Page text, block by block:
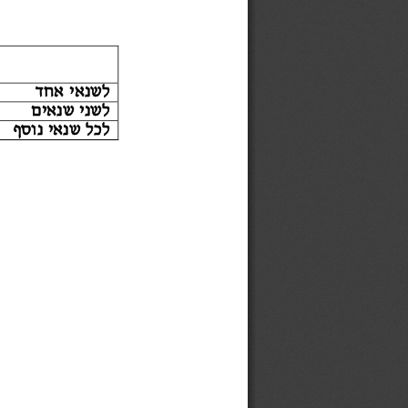
לשנאי אחד
לשני שנאים
לכל שנאי נוסף